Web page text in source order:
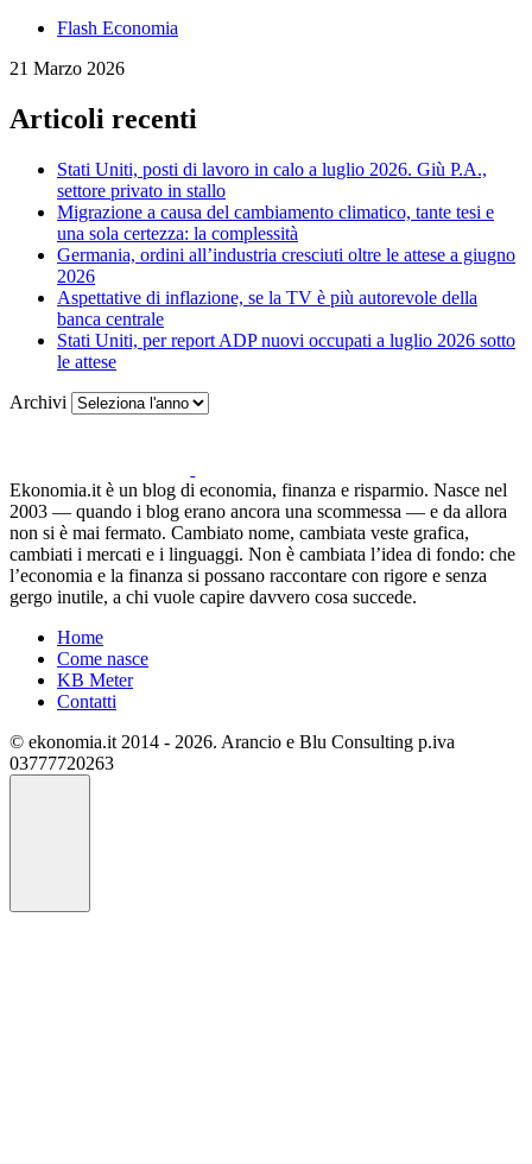
Flash Economia
21 Marzo 2026
Articoli recenti
Stati Uniti, posti di lavoro in calo a luglio 2026. Giù P.A.,
settore privato in stallo
Migrazione a causa del cambiamento climatico, tante tesi e
una sola certezza: la complessità
Germania, ordini all’industria cresciuti oltre le attese a giugno
2026
Aspettative di inflazione, se la TV è più autorevole della
banca centrale
Stati Uniti, per report ADP nuovi occupati a luglio 2026 sotto
le attese
Archivi
Ekonomia.it è un blog di economia, finanza e risparmio. Nasce nel
2003 — quando i blog erano ancora una scommessa — e da allora
non si è mai fermato. Cambiato nome, cambiata veste grafica,
cambiati i mercati e i linguaggi. Non è cambiata l’idea di fondo: che
l’economia e la finanza si possano raccontare con rigore e senza
gergo inutile, a chi vuole capire davvero cosa succede.
Home
Come nasce
KB Meter
Contatti
© ekonomia.it 2014 - 2026. Arancio e Blu Consulting p.iva
03777720263